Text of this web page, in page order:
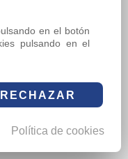
en el botón
pulsando en el
RECHAZAR
Política de cookies